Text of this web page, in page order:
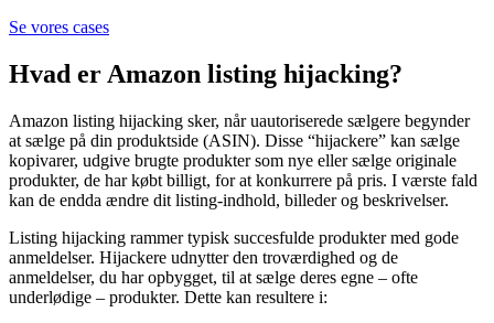
Se vores cases
Hvad er Amazon listing hijacking?
Amazon listing hijacking sker, når uautoriserede sælgere begynder
at sælge på din produktside (ASIN). Disse “hijackere” kan sælge
kopivarer, udgive brugte produkter som nye eller sælge originale
produkter, de har købt billigt, for at konkurrere på pris. I værste fald
kan de endda ændre dit listing-indhold, billeder og beskrivelser.
Listing hijacking rammer typisk succesfulde produkter med gode
anmeldelser. Hijackere udnytter den troværdighed og de
anmeldelser, du har opbygget, til at sælge deres egne – ofte
underlødige – produkter. Dette kan resultere i: